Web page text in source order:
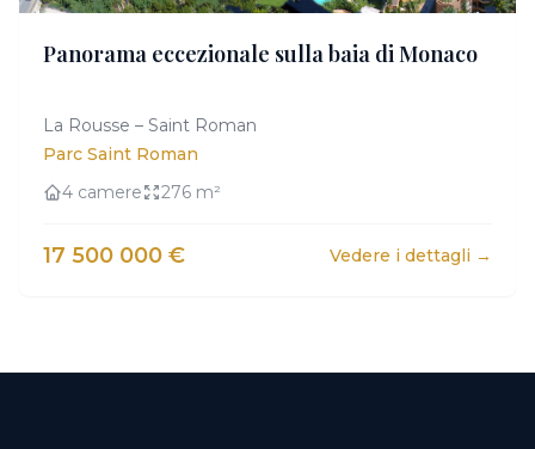
Panorama eccezionale sulla baia di Monaco
La Rousse – Saint Roman
Parc Saint Roman
4 camere
276 m²
17 500 000 € Vedere i dettagli →